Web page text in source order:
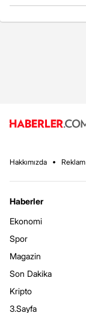
Hakkımızda Reklam
Haberler
Ekonomi
Spor
Magazin
Son Dakika
Kripto
3.Sayfa